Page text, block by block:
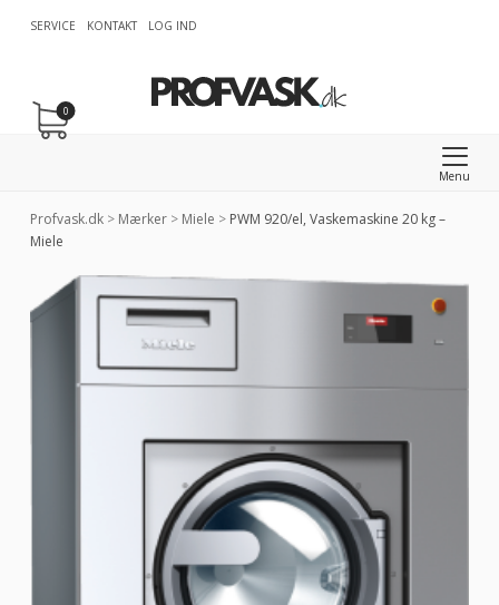
SERVICE KONTAKT LOG IND
Menu
0
Profvask.dk > Mærker > Miele >PWM 920/el, Vaskemaskine 20 kg –
Miele